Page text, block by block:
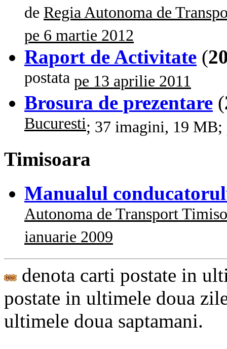
de Regia Autonoma de
pe 6 martie 2012
Raport de Activitate (
postata pe 13 aprilie 2011
Brosura de prezentare (
Bucuresti; 37 imagini, 19 MB;
Timisoara
Manualul
Autonoma de Transport
ianuarie 2009
denota carti postate in
postate in ultimele doua
ultimele doua saptamani.